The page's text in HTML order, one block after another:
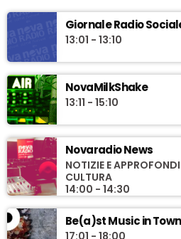
Giornale Radio
13:01 - 13:10
NovaMilkShake
13:11 - 15:10
Novaradio News
NOTIZIE E
CULTURA
14:00 - 14:30
Be(a)st Music in Town
17:01 - 18:00